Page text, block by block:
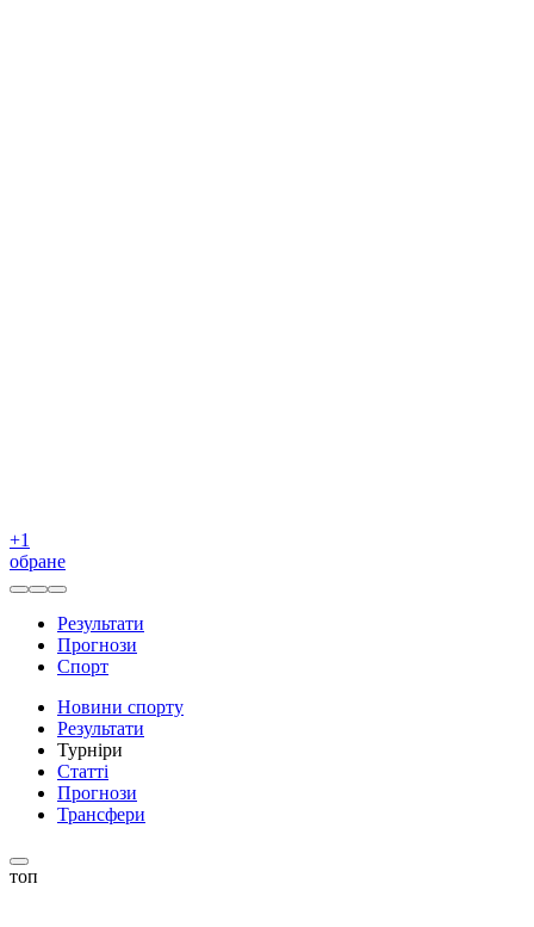
+1
обране
Результати
Прогнози
Спорт
Новини спорту
Результати
Турніри
Статті
Прогнози
Трансфери
топ